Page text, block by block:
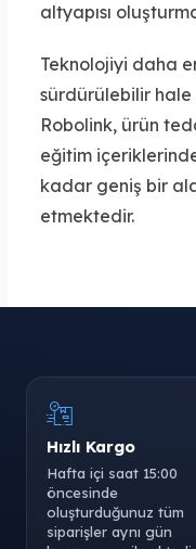
altyapısı
Teknolojiyi daha
sürdürülebilir hale
Robolink, ürün
eğitim
kadar geniş bir
etmektedir.
Hızlı Kargo
Hafta içi saat 15:00
öncesinde
oluşturduğunuz tüm
siparişler aynı gün